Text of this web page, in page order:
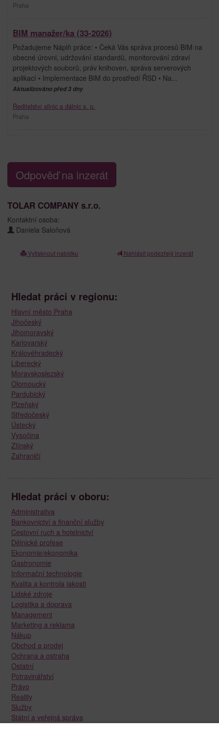
Praha
BIM manažer/ka (33-2026)
Požadujeme Náplň práce: • Čeká Vás správa procesů BIM na
obecné úrovni, udržování standardů, monitorování zdraví
projektových souborů, práv knihoven, správa serverových
aplikací • Implementace BIM do prostředí ŘSD • Na...
Aktualizováno před 3 dny
Ředitelství silnic a dálnic s. p.
Praha
Odpověď na inzerát
TOLAR COMPANY s.r.o.
Kontaktní osoba:
Daniela Saloňová
Vytisknout nabídku Nahlásit podezřelý inzerát
Hledat práci v regionu:
Hlavní město Praha
Jihočeský
Jihomoravský
Karlovarský
Královéhradecký
Liberecký
Moravskoslezský
Olomoucký
Pardubický
Plzeňský
Středočeský
Ústecký
Vysočina
Zlínský
Zahraničí
Hledat práci v oboru:
Administrativa
Bankovnictví a finanční služby
Cestovní ruch a hotelnictví
Dělnické profese
Ekonomie/ekonomika
Gastronomie
Informační technologie
Kvalita a kontrola jakosti
Lidské zdroje
Logistika a doprava
Management
Marketing a reklama
Nákup
Obchod a prodej
Ochrana a ostraha
Ostatní
Potravinářství
Právo
Reality
Služby
Státní a veřejná správa